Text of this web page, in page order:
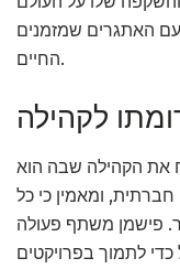
האתגרים שמזמנים
החיים.
לקהילה
את הקהילה שבה הוא
ומאמין כי כל
פישמן משתף פעולה
כדי לתמוך בפרויקטים